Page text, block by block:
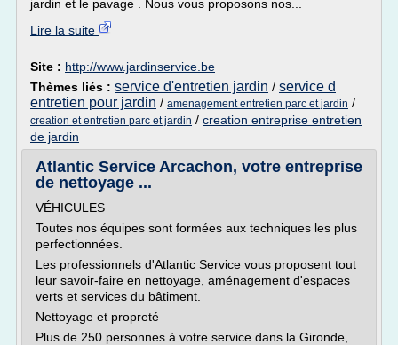
jardin et le pavage . Nous vous proposons nos...
Lire la suite
Site : http://www.jardinservice.be
Thèmes liés : service d'entretien jardin / service d
entretien pour jardin / amenagement entretien parc et jardin /
creation et entretien parc et jardin / creation entreprise entretien
de jardin
Atlantic Service Arcachon, votre entreprise
de nettoyage ...
VÉHICULES
Toutes nos équipes sont formées aux techniques les plus
perfectionnées.
Les professionnels d'Atlantic Service vous proposent tout
leur savoir-faire en nettoyage, aménagement d'espaces
verts et services du bâtiment.
Nettoyage et propreté
Plus de 250 personnes à votre service dans la Gironde,